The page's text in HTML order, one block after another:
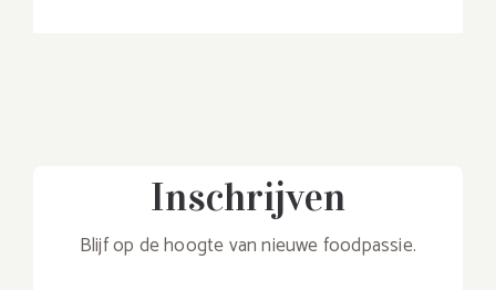
Inschrijven
Blijf op de hoogte van nieuwe foodpassie.